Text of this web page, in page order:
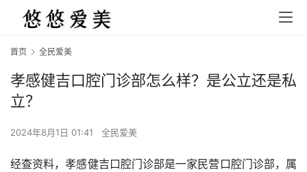
首页 全民爱美
孝感健吉口腔门诊部怎么样？是公立还是私
立？
2024年8月1日 01:41 全民爱美
经查资料，孝感健吉口腔门诊部是一家民营口腔门诊部，属